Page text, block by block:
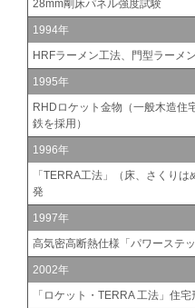
28mm剛床パネル強度試験
1994年
HRFラーメン工法、門型ラーメ
1995年
RHDロケット金物（一般木造住
鉄を採用）
1996年
「TERRA工法」（床、さくり
発
1997年
高気密高断熱仕様「パワーステ
2002年
「ロケット・TERRA 工法」住